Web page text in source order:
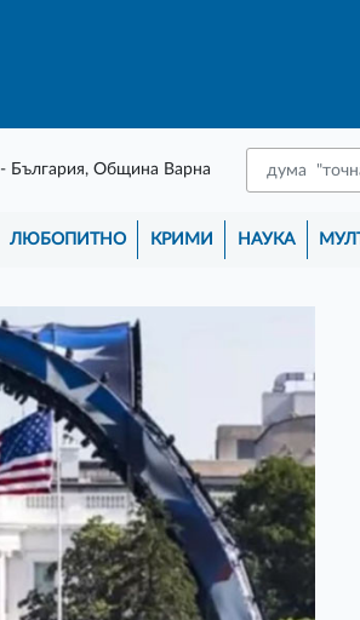
- България, Община Варна
ЛЮБОПИТНО КРИМИ НАУКА